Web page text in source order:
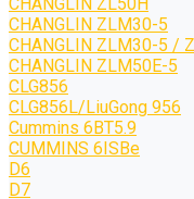
CHANGLIN ZLM30-5
CHANGLIN ZLM30-5 /
CHANGLIN ZLM50E-5
CLG856
CLG856L/LiuGong 956
Cummins 6BT5.9
CUMMINS 6ISBe
D6
D7